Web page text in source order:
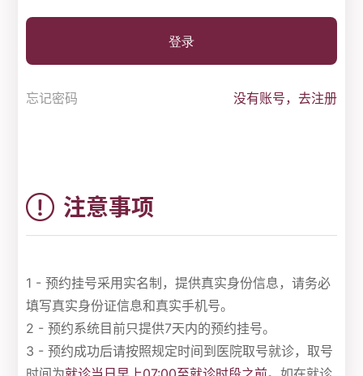
登录
忘记密码 没有账号，去注册
注意事项
1 - 预约挂号采用实名制，提供真实身份信息，请务必
填写真实身份证信息和真实手机号。
2 - 预约系统目前只提供7天内的预约挂号。
3 - 预约成功后请按照规定时间到医院取号就诊，取号